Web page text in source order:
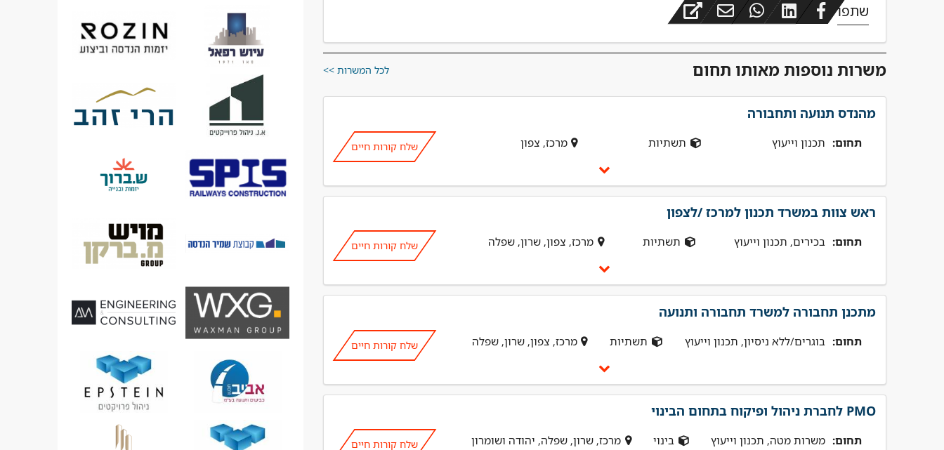
שתפו
משרות נוספות מאותו תחום לכל המשרות >>
מהנדס תנועה ותחבורה
תחום: תכנון וייעוץ תשתיות מרכז, צפון שלח קורות חיים
ראש צוות במשרד תכנון למרכז /לצפון
תחום: בכירים, תכנון וייעוץ תשתיות מרכז, צפון, שרון, שפלה שלח קורות חיים
מתכנן תחבורה למשרד תחבורה ותנועה
תחום: בוגרים/ללא ניסיון, תכנון וייעוץ תשתיות מרכז, צפון, שרון, שפלה שלח קורות חיים
PMO לחברת ניהול ופיקוח בתחום הבינוי
תחום: משרות מטה, תכנון וייעוץ בינוי מרכז, שרון, שפלה, יהודה ושומרון שלח קורות חיים